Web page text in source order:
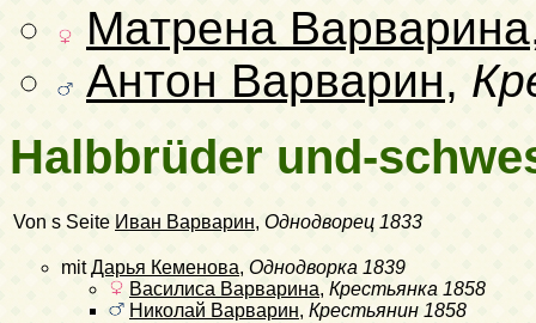
Матрена Варварина
Антон Варварин,
Halbbrüder und-
Von s Seite Иван Варварин, Однодворец 1833
mitДарья Кеменова, Однодворка 1839
Василиса Варварина, Крестьянка 1858
Николай Варварин, Крестьянин 1858